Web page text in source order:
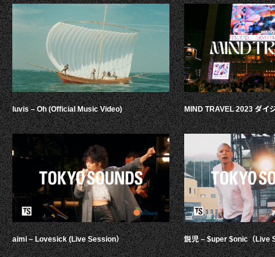
luvis – Oh (Official Music Video)
aimi – Lovesick (Live Session）
MIND TRAVEL 2023 ダイ
鋭児 – $uper $onic（Live